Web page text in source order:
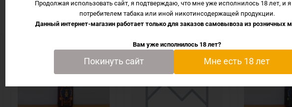
Продолжая использовать сайт, я подтверждаю, что мне уже исполнилось 18 лет, и
потребителем табака или иной никотинсодержащей продукции.
Данный интернет-магазин работает только для заказов самовывоза из розничных
Вам уже исполнилось 18 лет?
Покинуть сайт Мне есть 18 лет